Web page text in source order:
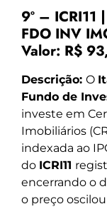
9º – ICRI11
FDO INV
Valor: R$
Descrição: O
Fundo de
investe em
Imobiliários
indexada ao
do ICRI11
encerrando o
o preço